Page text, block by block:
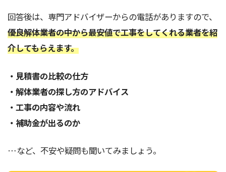
回答後は、専門アドバイザーからの電話がありますので、
優良解体業者の中から最安値で工事をしてくれる業者を紹
介してもらえます。
・見積書の比較の仕方
・解体業者の探し方のアドバイス
・工事の内容や流れ
・補助金が出るのか
…など、不安や疑問も聞いてみましょう。